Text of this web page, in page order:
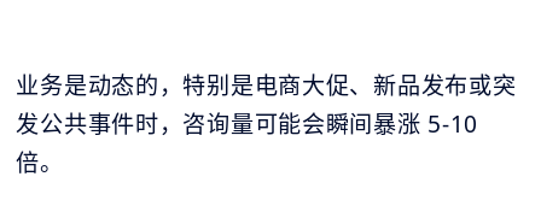
业务是动态的，特别是电商大促、新品发布或突
发公共事件时，咨询量可能会瞬间暴涨 5-10
倍。